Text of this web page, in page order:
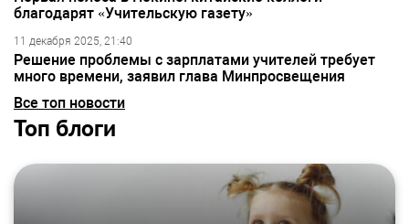
благодарят «Учительскую газету»
11 декабря 2025, 21:40
Решение проблемы с зарплатами учителей требует
много времени, заявил глава Минпросвещения
Все топ новости
Топ блоги